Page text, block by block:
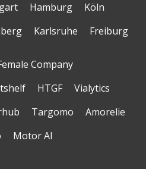
Hamburg
Köln
Karlsruhe Freiburg
Company
HTGF
Vialytics
Targomo
Amorelie
Motor AI